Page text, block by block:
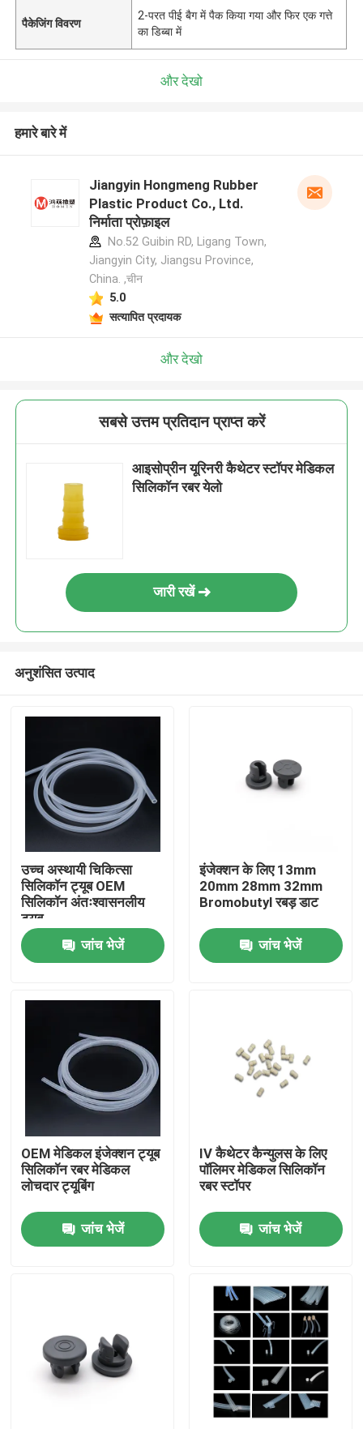
होम
हमारे बारे में
फैक्टरी यात्रा
गुणवत्ता नियंत्रण
हमसे संपर्क करें
मेडिकल रबर स्टॉपर
पैकेजिंग विवरण
2-परत पीई बैग में पैक किया गया और फिर एक गत्ते
का डिब्बा में
और देखो
हमारे बारे में
Jiangyin Hongmeng Rubber
Plastic Product Co., Ltd.
निर्माता प्रोफ़ाइल
No.52 Guibin RD, Ligang Town,
Jiangyin City, Jiangsu Province,
China. ,चीन
5.0
सत्यापित प्रदायक
और देखो
सबसे उत्तम प्रतिदान प्राप्त करें
आइसोप्रीन यूरिनरी कैथेटर स्टॉपर मेडिकल
सिलिकॉन रबर येलो
जारी रखें
अनुशंसित उत्पाद
उच्च अस्थायी चिकित्सा
सिलिकॉन ट्यूब OEM
सिलिकॉन अंतःश्वासनलीय
ट्यूब
जांच भेजें
इंजेक्शन के लिए 13mm
20mm 28mm 32mm
Bromobutyl रबड़ डाट
जांच भेजें
OEM मेडिकल इंजेक्शन ट्यूब
सिलिकॉन रबर मेडिकल
लोचदार ट्यूबिंग
जांच भेजें
IV कैथेटर कैन्युलस के लिए
पॉलिमर मेडिकल सिलिकॉन
रबर स्टॉपर
जांच भेजें